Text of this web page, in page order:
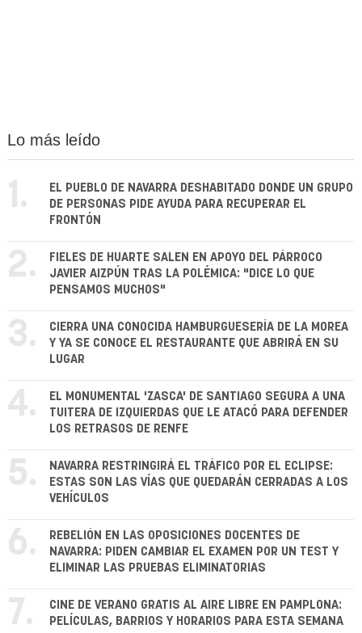
Lo más leído
1.
EL PUEBLO DE NAVARRA DESHABITADO DONDE UN GRUPO
DE PERSONAS PIDE AYUDA PARA RECUPERAR EL
FRONTÓN
2.
FIELES DE HUARTE SALEN EN APOYO DEL PÁRROCO
JAVIER AIZPÚN TRAS LA POLÉMICA: "DICE LO QUE
PENSAMOS MUCHOS"
3.
CIERRA UNA CONOCIDA HAMBURGUESERÍA DE LA MOREA
Y YA SE CONOCE EL RESTAURANTE QUE ABRIRÁ EN SU
LUGAR
4.
EL MONUMENTAL 'ZASCA' DE SANTIAGO SEGURA A UNA
TUITERA DE IZQUIERDAS QUE LE ATACÓ PARA DEFENDER
LOS RETRASOS DE RENFE
5.
NAVARRA RESTRINGIRÁ EL TRÁFICO POR EL ECLIPSE:
ESTAS SON LAS VÍAS QUE QUEDARÁN CERRADAS A LOS
VEHÍCULOS
6.
REBELIÓN EN LAS OPOSICIONES DOCENTES DE
NAVARRA: PIDEN CAMBIAR EL EXAMEN POR UN TEST Y
ELIMINAR LAS PRUEBAS ELIMINATORIAS
7.
CINE DE VERANO GRATIS AL AIRE LIBRE EN PAMPLONA:
PELÍCULAS, BARRIOS Y HORARIOS PARA ESTA SEMANA